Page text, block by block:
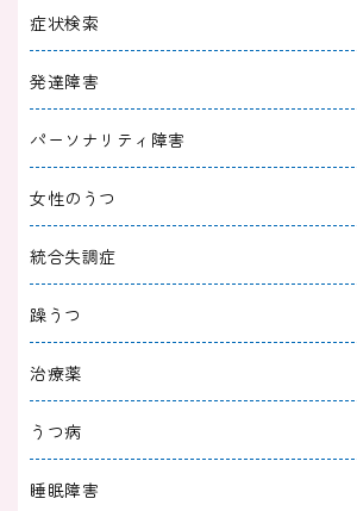
症状検索
発達障害
パーソナリティ障害
女性のうつ
統合失調症
躁うつ
治療薬
うつ病
睡眠障害